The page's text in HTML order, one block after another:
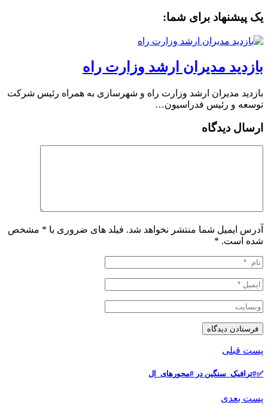
یک پیشنهاد برای شما:
بازدید مدیران ارشد وزارت راه
بازدید مدیران ارشد وزارت راه و شهرسازی به همراه رئیس شرکت
توسعه و رئیس فدراسیون…
ارسال دیدگاه
آدرس ایمیل شما منتشر نخواهد شد. فیلد های ضروری با * مشخص
شده است. *
پست قبلی
✅#ترافیک_سنگین در #محورهای_ال
پست بعدی